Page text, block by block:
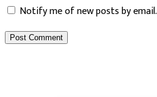
Notify me of new posts by email.